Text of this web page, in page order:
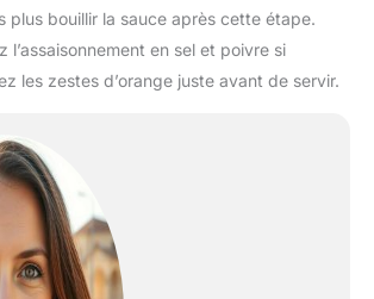
plus bouillir la sauce après cette étape.
l’assaisonnement en sel et poivre si
les zestes d’orange juste avant de servir.